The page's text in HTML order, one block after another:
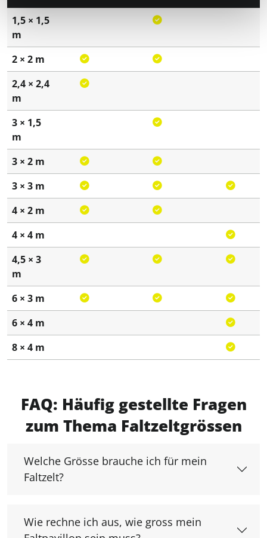
1,5 × 1,5
m
2 × 2 m
2,4 × 2,4
m
3 × 1,5
m
3 × 2 m
3 × 3 m
4 × 2 m
4 × 4 m
4,5 × 3
m
6 × 3 m
6 × 4 m
8 × 4 m
FAQ: Häufig gestellte Fragen
zum Thema Faltzeltgrössen
Welche Grösse brauche ich für mein
Faltzelt?
Wie rechne ich aus, wie gross mein